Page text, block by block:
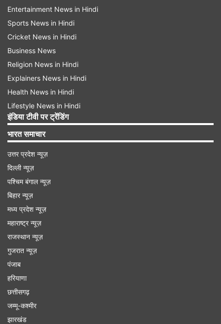
Entertainment News in Hindi
Sports News in Hindi
Cricket News in Hindi
Business News
Religion News in Hindi
Explainers News in Hindi
Health News in Hindi
Lifestyle News in Hindi
इंडिया टीवी पर ट्रेंडिंग
भारत समाचार
उत्तर प्रदेश न्यूज़
दिल्ली न्यूज़
पश्चिम बंगाल न्यूज़
बिहार न्यूज़
मध्य प्रदेश न्यूज़
महाराष्ट्र न्यूज़
राजस्थान न्यूज़
गुजरात न्यूज़
पंजाब
हरियाणा
छत्तीसगढ़
जम्मू-कश्मीर
झारखंड